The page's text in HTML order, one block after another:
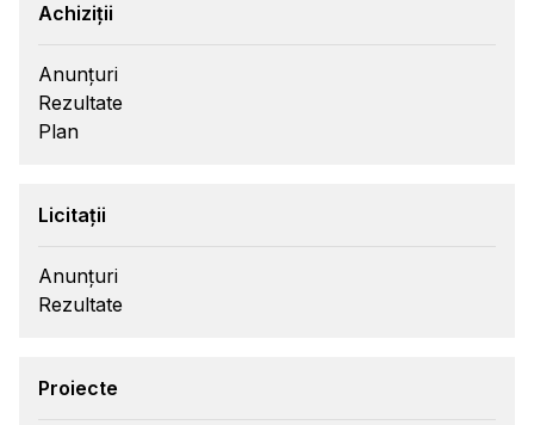
Achiziții
Anunțuri
Rezultate
Plan
Licitații
Anunțuri
Rezultate
Proiecte